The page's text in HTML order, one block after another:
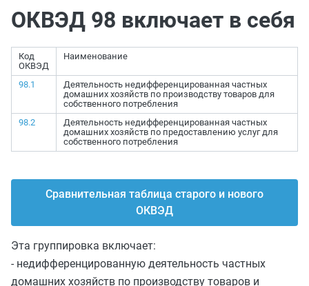
ОКВЭД 98 включает в себя
Код
ОКВЭД
Наименование
98.1
Деятельность недифференцированная частных
домашних хозяйств по производству товаров для
собственного потребления
98.2
Деятельность недифференцированная частных
домашних хозяйств по предоставлению услуг для
собственного потребления
Сравнительная таблица старого и нового
ОКВЭД
Эта группировка включает:
- недифференцированную деятельность частных
домашних хозяйств по производству товаров и